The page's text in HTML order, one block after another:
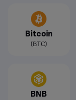
Bitcoin
(BTC)
BNB